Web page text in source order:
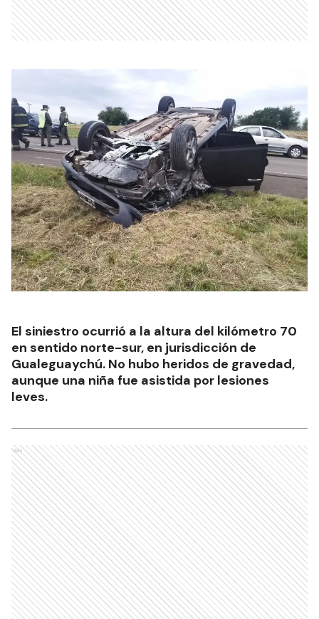
El siniestro ocurrió a la altura del kilómetro 70
en sentido norte-sur, en jurisdicción de
Gualeguaychú. No hubo heridos de gravedad,
aunque una niña fue asistida por lesiones
leves.
Ads